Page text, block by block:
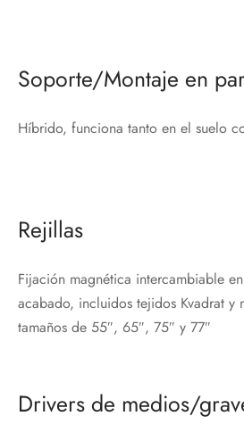
Soporte/Montaje en
Híbrido, funciona tanto en el suelo
Rejillas
Fijación magnética intercambiable
acabado, incluidos tejidos Kvadrat y
tamaños de 55″, 65″, 75″ y 77″
Drivers de medios/